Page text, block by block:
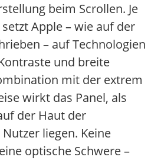
beim Scrollen. Je
Apple – wie auf der
– auf Technologien
und breite
mit der extrem
wirkt das Panel, als
der Haut der
liegen. Keine
optische Schwere –